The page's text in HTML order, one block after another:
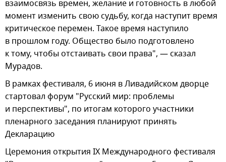
взаимосвязь времен, желание и готовность в любой
момент изменить свою судьбу, когда наступит время
критическое перемен. Такое время наступило
в прошлом году. Общество было подготовлено
к тому, чтобы отстаивать свои права", — сказал
Мурадов.
В рамках фестиваля, 6 июня в Ливадийском дворце
стартовал форум "Русский мир: проблемы
и перспективы", по итогам которого участники
пленарного заседания планируют принять
Декларацию
Церемония открытия IX Международного фестиваля